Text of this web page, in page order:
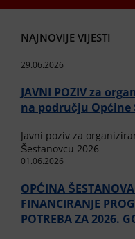
NAJNOVIJE VIJESTI
29.06.2026
JAVNI POZIV za
na području Općine
Javni poziv za
Šestanovcu 2026
01.06.2026
OPĆINA
FINANCIRANJE
POTREBA ZA 2026.